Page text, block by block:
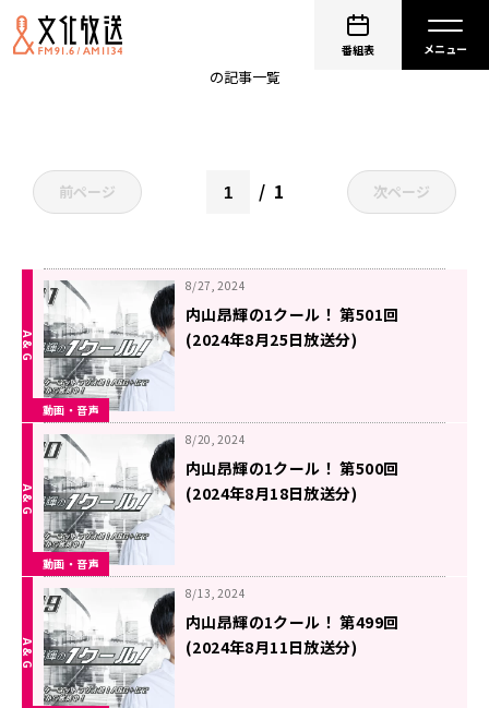
番組表
内山昂輝の1クール！
の記事一覧
前ページ 1 次ページ
動画・音声
8/27, 2024
内山昂輝の1クール！ 第501回
(2024年8月25日放送分)
動画・音声
8/20, 2024
内山昂輝の1クール！ 第500回
(2024年8月18日放送分)
8/13, 2024
内山昂輝の1クール！ 第499回
(2024年8月11日放送分)